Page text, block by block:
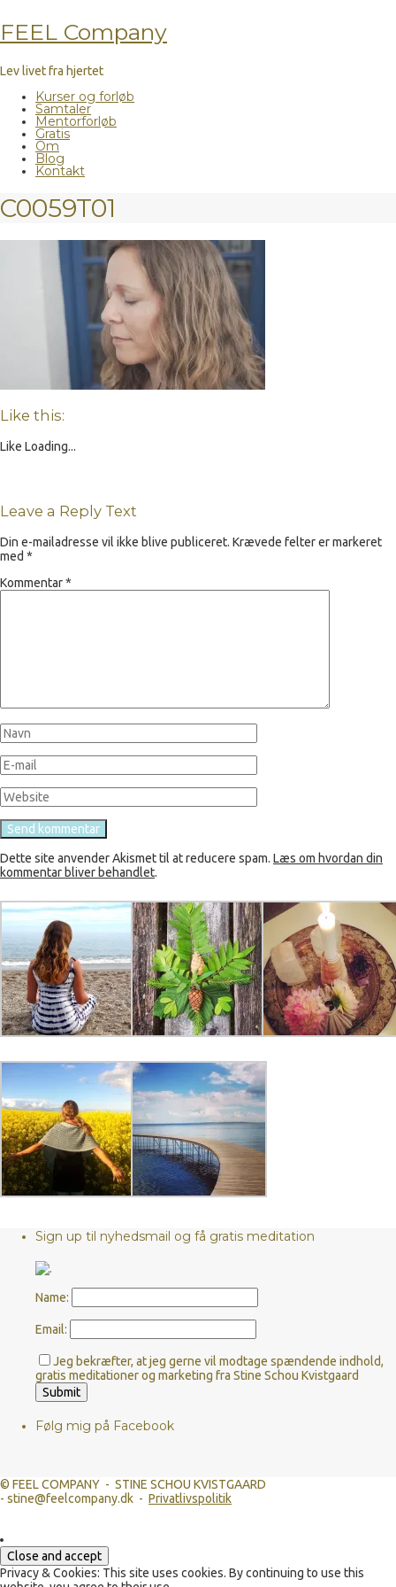
FEEL Company
Lev livet fra hjertet
Kurser og forløb
Samtaler
Mentorforløb
Gratis
Om
Blog
Kontakt
C0059T01
Like this:
Like Loading...
Leave a Reply Text
Din e-mailadresse vil ikke blive publiceret. Krævede felter er markeret
med *
Kommentar*
Dette site anvender Akismet til at reducere spam. Læs om hvordan din
kommentar bliver behandlet.
Sign up til nyhedsmail og få gratis meditation
Name:
Email:
Jeg bekræfter, at jeg gerne vil modtage spændende indhold,
gratis meditationer og marketing fra Stine Schou Kvistgaard
Følg mig på Facebook
© FEEL COMPANY - STINE SCHOU KVISTGAARD
- stine@feelcompany.dk - Privatlivspolitik
Privacy & Cookies: This site uses cookies. By continuing to use this